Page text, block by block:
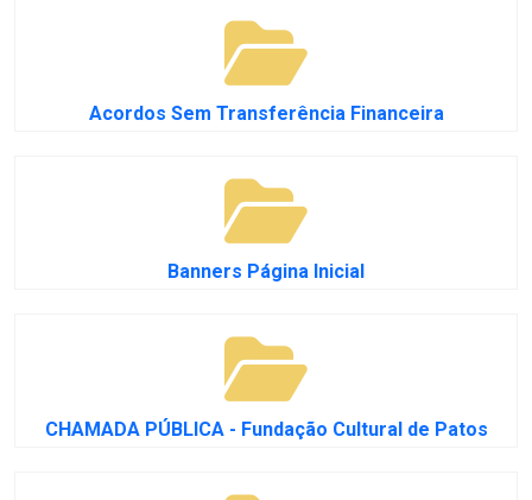
Acordos Sem Transferência Financeira
Banners Página Inicial
CHAMADA PÚBLICA - Fundação Cultural de Patos